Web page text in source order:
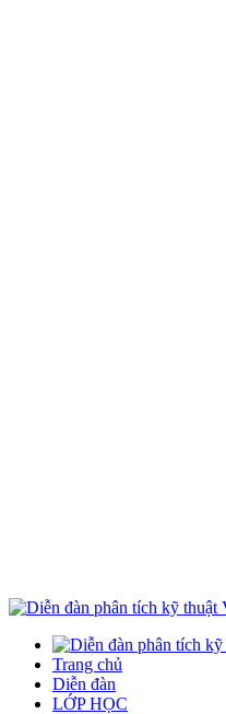
Trang chủ
Diễn đàn
LỚP HỌC